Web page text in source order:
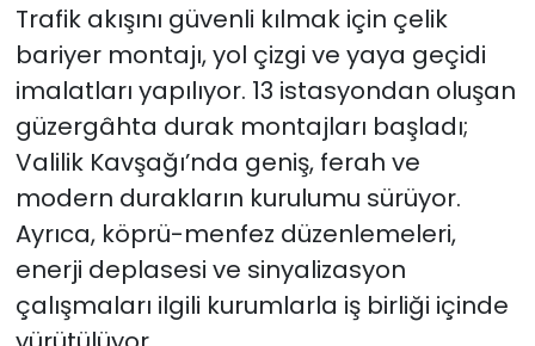
Trafik akışını güvenli kılmak için çelik
bariyer montajı, yol çizgi ve yaya geçidi
imalatları yapılıyor. 13 istasyondan oluşan
güzergâhta durak montajları başladı;
Valilik Kavşağı’nda geniş, ferah ve
modern durakların kurulumu sürüyor.
Ayrıca, köprü-menfez düzenlemeleri,
enerji deplasesi ve sinyalizasyon
çalışmaları ilgili kurumlarla iş birliği içinde